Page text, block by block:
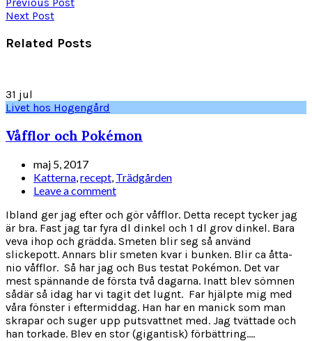
Next Post
Related Posts
31 jul
Livet hos Hogengård
Våfflor och Pokémon
maj 5, 2017
Katterna,recept, Trädgården
Leave a comment
Ibland ger jag efter och gör våfflor. Detta recept tycker jag
är bra. Fast jag tar fyra dl dinkel och 1 dl grov dinkel. Bara
veva ihop och grädda. Smeten blir seg så använd
slickepott. Annars blir smeten kvar i bunken. Blir ca åtta-
nio våfflor. Så har jag och Bus testat Pokémon. Det var
mest spännande de första två dagarna. Inatt blev sömnen
sådär så idag har vi tagit det lugnt. Far hjälpte mig med
våra fönster i eftermiddag. Han har en manick som man
skrapar och suger upp putsvattnet med. Jag tvättade och
han torkade. Blev en stor (gigantisk) förbättring....